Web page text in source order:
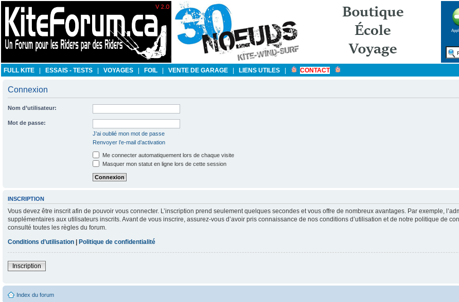
FULL KITE ESSAIS - TESTS VOYAGES FOIL VENTE DE GARAGE LIENS UTILES CONTACT
Connexion
Nom d’utilisateur:
Mot de passe:
J’ai oublié mon mot de passe
Renvoyer l’e-mail d’activation
Me connecter automatiquement lors de chaque visite
Masquer mon statut en ligne lors de cette session
INSCRIPTION
Vous devez être inscrit afin de pouvoir vous connecter. L’inscription prend seulement quelques secondes et vous offre de nombreux avantages. Par exemple,
supplémentaires aux utilisateurs inscrits. Avant de vous inscrire, assurez-vous d’avoir pris connaissance de nos conditions d’utilisation et de notre politique de
consulté toutes les règles du forum.
Conditions d’utilisation | Politique de confidentialité
Inscription
Index du forum